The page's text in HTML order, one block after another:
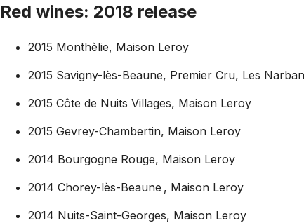
Red wines: 2018 release
2015 Monthèlie, Maison Leroy
2015 Savigny-lès-Beaune, Premier Cru, Les
2015 Côte de Nuits Villages, Maison Leroy
2015 Gevrey-Chambertin, Maison Leroy
2014 Bourgogne Rouge, Maison Leroy
2014 Chorey-lès-Beaune , Maison Leroy
2014 Nuits-Saint-Georges, Maison Leroy